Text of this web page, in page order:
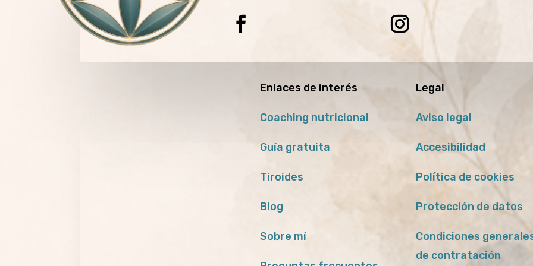
Enlaces de interés
Coaching nutricional
Guía gratuita
Tiroides
Blog
Sobre mí
Legal
Aviso legal
Accesibilidad
Política de cookies
Protección de datos
Condiciones
de contratación